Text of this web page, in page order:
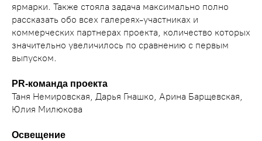
ярмарки. Также стояла задача максимально полно
рассказать обо всех галереях-участниках и
коммерческих партнерах проекта, количество которых
значительно увеличилось по сравнению с первым
выпуском.
PR-команда проекта
Таня Немировская, Дарья Гнашко, Арина Барщевская,
Юлия Милюкова
Освещение